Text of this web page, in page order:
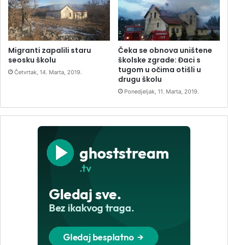
Migranti zapalili staru
seosku školu
Četvrtak, 14. Marta, 2019.
Čeka se obnova uništene
školske zgrade: Đaci s
tugom u očima otišli u
drugu školu
Ponedjeljak, 11. Marta, 2019.